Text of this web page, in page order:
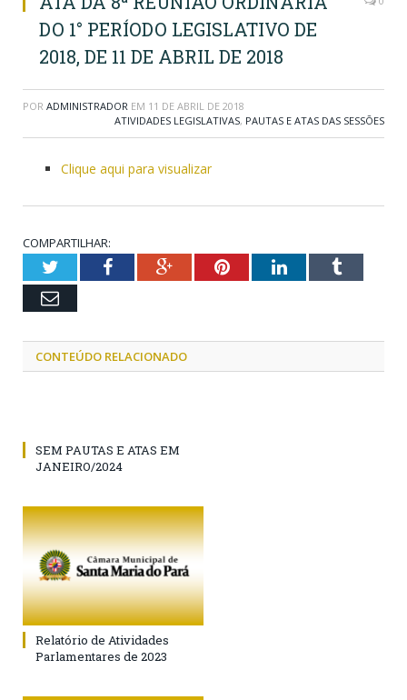
DO 1° PERÍODO LEGISLATIVO DE
2018, DE 11 DE ABRIL DE 2018
POR ADMINISTRADOR EM 11 DE ABRIL DE 2018
ATIVIDADES LEGISLATIVAS, PAUTAS E ATAS DAS SESSÕES
Clique aqui para visualizar
COMPARTILHAR:
TwitterFacebookGoogle+PinterestLinkedInTumblr
Email
CONTEÚDO RELACIONADO
SEM PAUTAS E ATAS EM
JANEIRO/2024
Relatório de Atividades
Parlamentares de 2023